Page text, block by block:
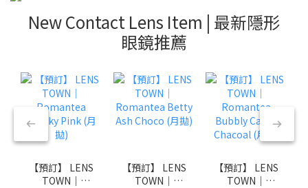
New Contact Lens Item | 最新隱形
眼鏡推薦
【預訂】 LENS
TOWN｜
【預訂】 LENS
TOWN｜
【預訂】 LENS
TOWN｜